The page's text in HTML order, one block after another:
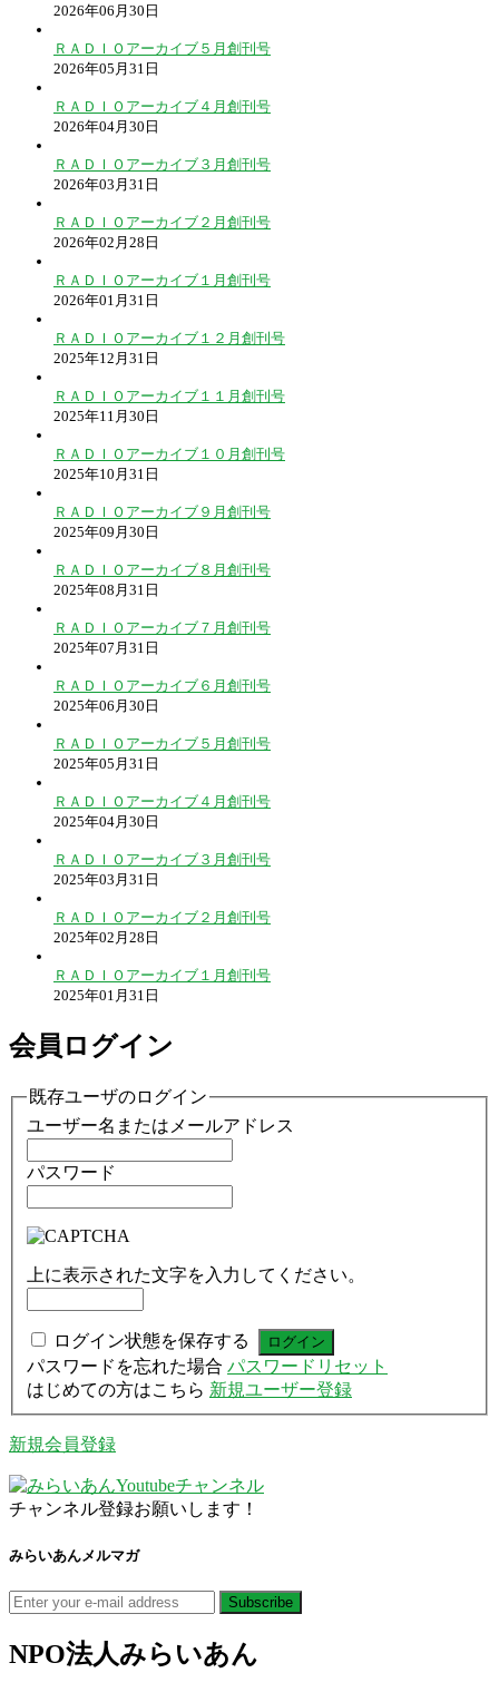
2026年06月30日
ＲＡＤＩＯアーカイブ５月創刊号
2026年05月31日
ＲＡＤＩＯアーカイブ４月創刊号
2026年04月30日
ＲＡＤＩＯアーカイブ３月創刊号
2026年03月31日
ＲＡＤＩＯアーカイブ２月創刊号
2026年02月28日
ＲＡＤＩＯアーカイブ１月創刊号
2026年01月31日
ＲＡＤＩＯアーカイブ１２月創刊号
2025年12月31日
ＲＡＤＩＯアーカイブ１１月創刊号
2025年11月30日
ＲＡＤＩＯアーカイブ１０月創刊号
2025年10月31日
ＲＡＤＩＯアーカイブ９月創刊号
2025年09月30日
ＲＡＤＩＯアーカイブ８月創刊号
2025年08月31日
ＲＡＤＩＯアーカイブ７月創刊号
2025年07月31日
ＲＡＤＩＯアーカイブ６月創刊号
2025年06月30日
ＲＡＤＩＯアーカイブ５月創刊号
2025年05月31日
ＲＡＤＩＯアーカイブ４月創刊号
2025年04月30日
ＲＡＤＩＯアーカイブ３月創刊号
2025年03月31日
ＲＡＤＩＯアーカイブ２月創刊号
2025年02月28日
ＲＡＤＩＯアーカイブ１月創刊号
2025年01月31日
会員ログイン
既存ユーザのログイン
ユーザー名またはメールアドレス
パスワード
上に表示された文字を入力してください。
ログイン状態を保存する
パスワードを忘れた場合 パスワードリセット
はじめての方はこちら 新規ユーザー登録
新規会員登録
チャンネル登録お願いします！
みらいあんメルマガ
NPO法人みらいあん